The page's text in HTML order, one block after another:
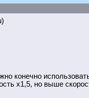
конечно
х1,5, но выше